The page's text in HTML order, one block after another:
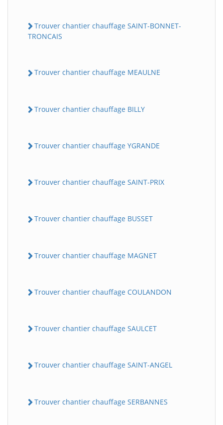
Trouver chantier chauffage SAINT-BONNET-
TRONCAIS
Trouver chantier chauffage MEAULNE
Trouver chantier chauffage BILLY
Trouver chantier chauffage YGRANDE
Trouver chantier chauffage SAINT-PRIX
Trouver chantier chauffage BUSSET
Trouver chantier chauffage MAGNET
Trouver chantier chauffage COULANDON
Trouver chantier chauffage SAULCET
Trouver chantier chauffage SAINT-ANGEL
Trouver chantier chauffage SERBANNES